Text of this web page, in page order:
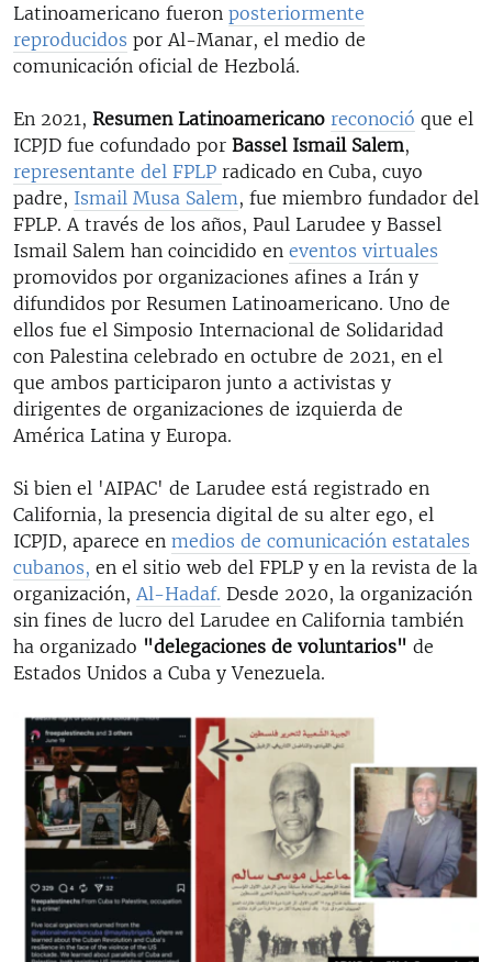
Latinoamericano fueron posteriormente
reproducidos por Al-Manar, el medio de
comunicación oficial de Hezbolá.
En 2021, Resumen Latinoamericano reconoció que el
ICPJD fue cofundado por Bassel Ismail Salem,
representante del FPLP radicado en Cuba, cuyo
padre, Ismail Musa Salem , fue miembro fundador del
FPLP. A través de los años, Paul Larudee y Bassel
Ismail Salem han coincidido en eventos virtuales
promovidos por organizaciones afines a Irán y
difundidos por Resumen Latinoamericano. Uno de
ellos fue el Simposio Internacional de Solidaridad
con Palestina celebrado en octubre de 2021, en el
que ambos participaron junto a activistas y
dirigentes de organizaciones de izquierda de
América Latina y Europa.
Si bien el 'AIPAC' de Larudee está registrado en
California, la presencia digital de su alter ego, el
ICPJD, aparece en medios de comunicación estatales
cubanos, en el sitio web del FPLP y en la revista de la
organización, Al-Hadaf. Desde 2020, la organización
sin fines de lucro del Larudee en California también
ha organizado "delegaciones de voluntarios" de
Estados Unidos a Cuba y Venezuela.